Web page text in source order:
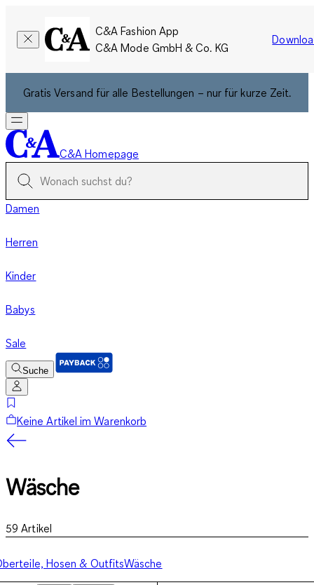
C&A Fashion App
C&A Mode GmbH & Co. KG
Gratis Versand für alle Bestellungen – nur für kurze Zeit.
C&A Homepage
Damen
Herren
Kinder
Babys
Sale
Suche
Keine Artikel im Warenkorb
Wäsche
59 Artikel
Hosen & OutfitsWäsche